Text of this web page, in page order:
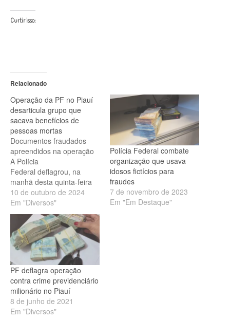
Curtir isso:
Relacionado
Operação da PF no Piauí
desarticula grupo que
sacava benefícios de
pessoas mortas
Documentos fraudados
apreendidos na operação
A Polícia
Federal deflagrou, na
manhã desta quinta-feira
(10), a Operação Fratello,
que visa desarticular uma
organização criminosa
interestadual, acusada
de fraudes
previdenciárias com
saques de benefícios de
titulares fictícios e pessoas
já falecidas. Foram
cumpridos 7 mandados
judiciais, sendo 4 de prisão
temporária e 3 de busca e
apreensão,…
10 de outubro de 2024
Em "Diversos"
Polícia Federal combate
organização que usava
idosos fictícios para
fraudes
7 de novembro de 2023
Em "Em Destaque"
PF deflagra operação
contra crime previdenciário
milionário no Piauí
8 de junho de 2021
Em "Diversos"